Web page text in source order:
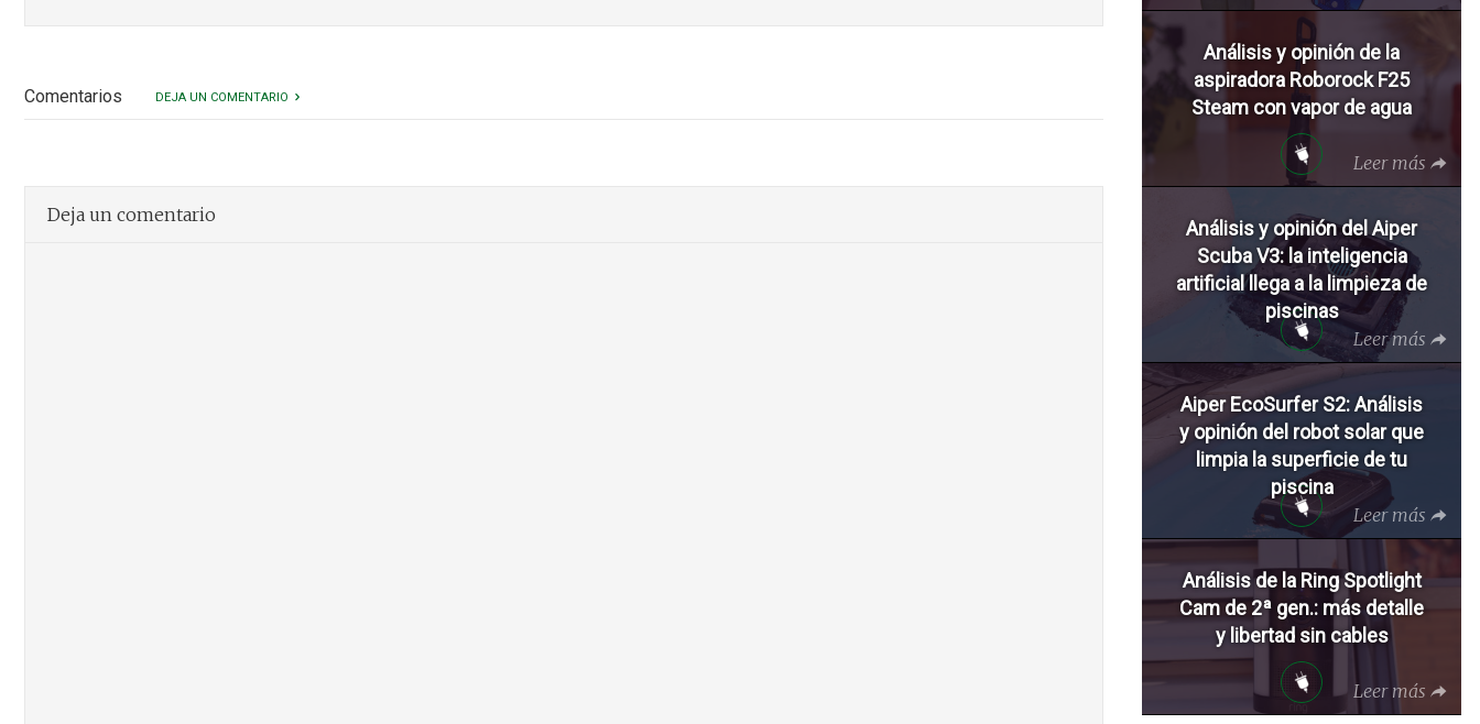
Comentarios DEJA UN COMENTARIO
Deja un comentario
Análisis y opinión de la
aspiradora Roborock F25
Steam con vapor de agua
Leer más
Análisis y opinión del Aiper
Scuba V3: la inteligencia
artificial llega a la limpieza de
piscinas
Leer más
Aiper EcoSurfer S2: Análisis
y opinión del robot solar que
limpia la superficie de tu
piscina
Leer más
Análisis de la Ring Spotlight
Cam de 2ª gen.: más detalle
y libertad sin cables
Leer más